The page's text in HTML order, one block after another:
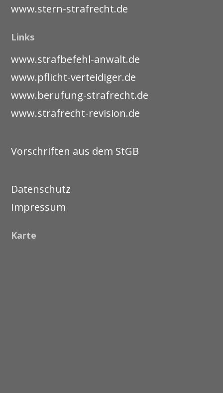
www.stern-strafrecht.de
Links
www.strafbefehl-anwalt.de
www.pflicht-verteidiger.de
www.berufung-strafrecht.de
www.strafrecht-revision.de
Vorschriften aus dem StGB
Datenschutz
Impressum
Karte